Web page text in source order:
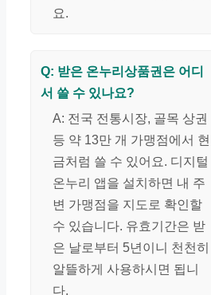
요.
Q: 받은 온누리상품권은 어디
서 쓸 수 있나요?
A: 전국 전통시장, 골목 상권
등 약 13만 개 가맹점에서 현
금처럼 쓸 수 있어요. 디지털
온누리 앱을 설치하면 내 주
변 가맹점을 지도로 확인할
수 있습니다. 유효기간은 받
은 날로부터 5년이니 천천히
알뜰하게 사용하시면 됩니
다.